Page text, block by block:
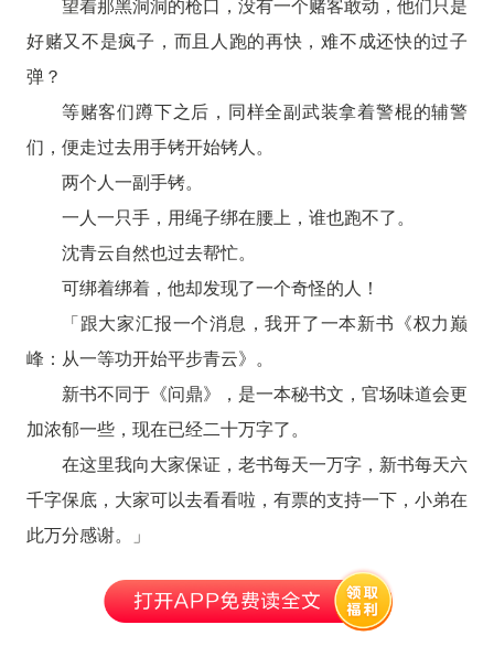
好赌又不是疯子，而且人跑的再快，难不成还快的过子
弹？
等赌客们蹲下之后，同样全副武装拿着警棍的辅警
们，便走过去用手铐开始铐人。
两个人一副手铐。
一人一只手，用绳子绑在腰上，谁也跑不了。
沈青云自然也过去帮忙。
可绑着绑着，他却发现了一个奇怪的人！
「跟大家汇报一个消息，我开了一本新书《权力巅
峰：从一等功开始平步青云》。
新书不同于《问鼎》，是一本秘书文，官场味道会更
加浓郁一些，现在已经二十万字了。
在这里我向大家保证，老书每天一万字，新书每天六
千字保底，大家可以去看看啦，有票的支持一下，小弟在
此万分感谢。」